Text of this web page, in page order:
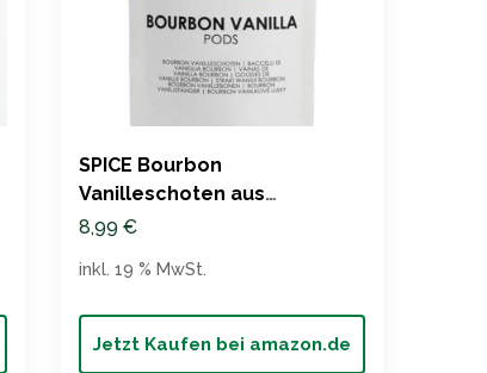
SPICE Bourbon
Vanilleschoten aus
Madagaskar
8,99 €
Jetzt Kaufen bei amazon.de
inkl. 19 % MwSt.